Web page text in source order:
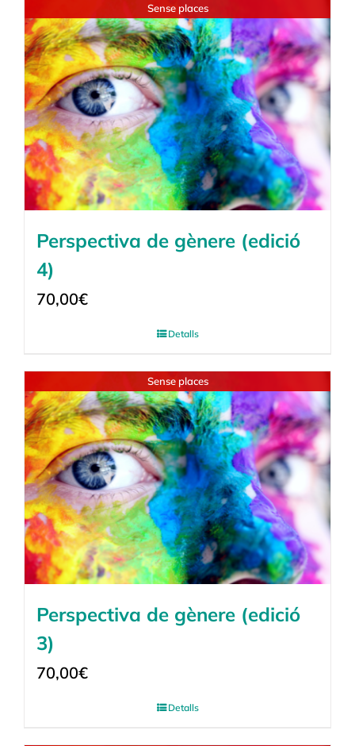
Sense places
Perspectiva de gènere (edició
4)
70,00€
Detalls
Sense places
Perspectiva de gènere (edició
3)
70,00€
Detalls